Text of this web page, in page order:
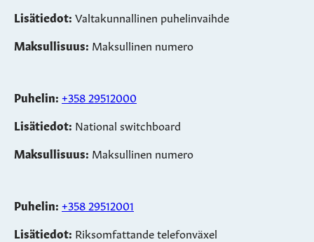
Lisätiedot: Valtakunnallinen puhelinvaihde
Maksullisuus: Maksullinen numero
Puhelin: +358 29512000
Lisätiedot: National switchboard
Maksullisuus: Maksullinen numero
Puhelin: +358 29512001
Lisätiedot: Riksomfattande telefonväxel